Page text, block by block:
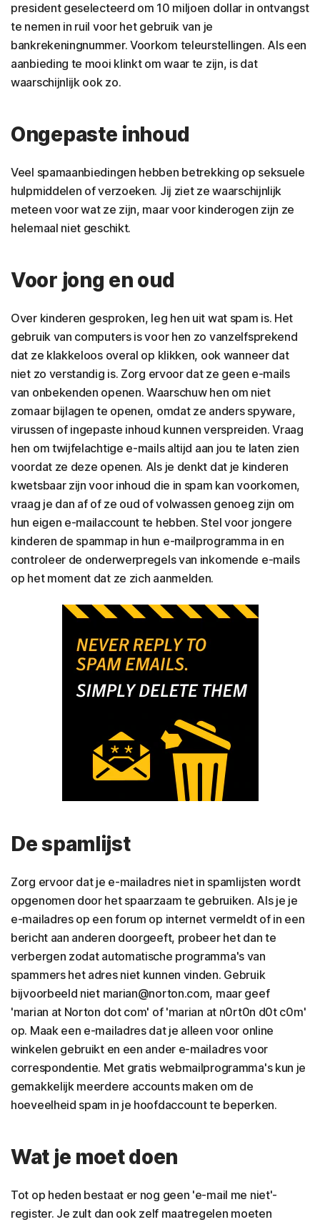
president geselecteerd om 10 miljoen dollar in ontvangst
te nemen in ruil voor het gebruik van je
bankrekeningnummer. Voorkom teleurstellingen. Als een
aanbieding te mooi klinkt om waar te zijn, is dat
waarschijnlijk ook zo.
Ongepaste inhoud
Veel spamaanbiedingen hebben betrekking op seksuele
hulpmiddelen of verzoeken. Jij ziet ze waarschijnlijk
meteen voor wat ze zijn, maar voor kinderogen zijn ze
helemaal niet geschikt.
Voor jong en oud
Over kinderen gesproken, leg hen uit wat spam is. Het
gebruik van computers is voor hen zo vanzelfsprekend
dat ze klakkeloos overal op klikken, ook wanneer dat
niet zo verstandig is. Zorg ervoor dat ze geen e-mails
van onbekenden openen. Waarschuw hen om niet
zomaar bijlagen te openen, omdat ze anders spyware,
virussen of ingepaste inhoud kunnen verspreiden. Vraag
hen om twijfelachtige e-mails altijd aan jou te laten zien
voordat ze deze openen. Als je denkt dat je kinderen
kwetsbaar zijn voor inhoud die in spam kan voorkomen,
vraag je dan af of ze oud of volwassen genoeg zijn om
hun eigen e-mailaccount te hebben. Stel voor jongere
kinderen de spammap in hun e-mailprogramma in en
controleer de onderwerpregels van inkomende e-mails
op het moment dat ze zich aanmelden.
De spamlijst
Zorg ervoor dat je e-mailadres niet in spamlijsten wordt
opgenomen door het spaarzaam te gebruiken. Als je je
e-mailadres op een forum op internet vermeldt of in een
bericht aan anderen doorgeeft, probeer het dan te
verbergen zodat automatische programma's van
spammers het adres niet kunnen vinden. Gebruik
bijvoorbeeld niet marian@norton.com, maar geef
'marian at Norton dot com' of 'marian at n0rt0n d0t c0m'
op. Maak een e-mailadres dat je alleen voor online
winkelen gebruikt en een ander e-mailadres voor
correspondentie. Met gratis webmailprogramma's kun je
gemakkelijk meerdere accounts maken om de
hoeveelheid spam in je hoofdaccount te beperken.
Wat je moet doen
Tot op heden bestaat er nog geen 'e-mail me niet'-
register. Je zult dan ook zelf maatregelen moeten